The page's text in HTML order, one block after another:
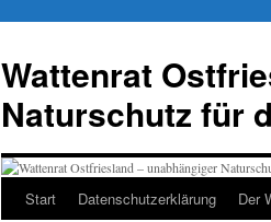
springen
Wattenrat
Naturschutz für
Start Datenschutzerklärung Der